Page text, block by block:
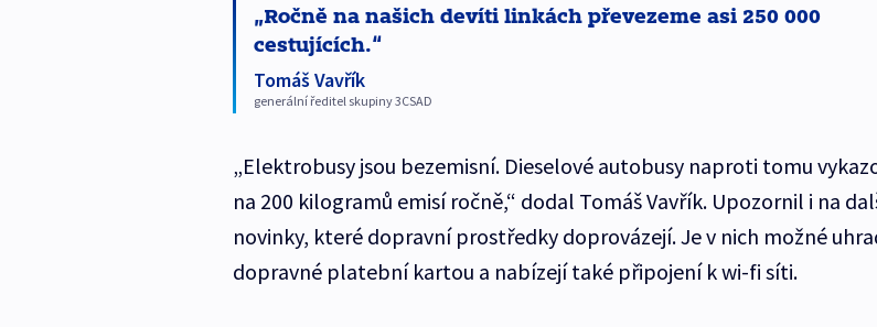
Ročně na našich devíti linkách převezeme asi 250 000
cestujících.
Tomáš Vavřík
generální ředitel skupiny 3CSAD
„Elektrobusy jsou bezemisní. Dieselové autobusy naproti tomu
na 200 kilogramů emisí ročně,“ dodal Tomáš Vavřík. Upozornil i na
novinky, které dopravní prostředky doprovázejí. Je v nich možné
dopravné platební kartou a nabízejí také připojení k wi-fi síti.